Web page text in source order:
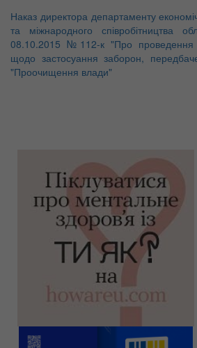
Наказ директора департаменту
та міжнародного співробітництва
08.10.2015 №112-к "Про проведення
щодо застосуання заборон,
"Проочищення влади"